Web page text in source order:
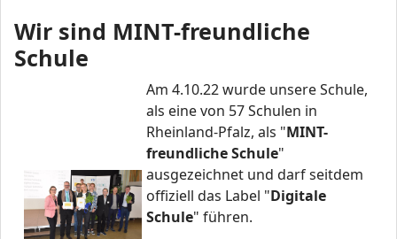
Wir sind MINT-freundliche
Schule
Am 4.10.22 wurde unsere Schule,
als eine von 57 Schulen in
Rheinland-Pfalz, als "MINT-
freundliche Schule"
ausgezeichnet und darf seitdem
offiziell das Label "Digitale
Schule" führen.